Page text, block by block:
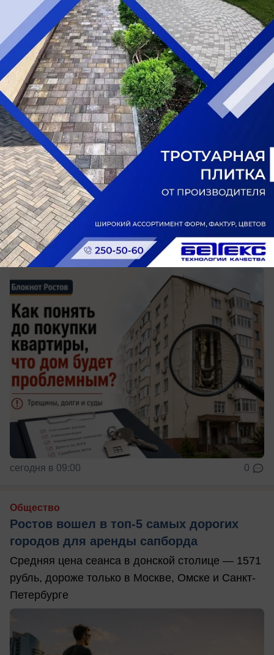
сегодня в 09:20 0
Общество
Трещины, долги и суды: как понять до
покупки квартиры, что дом будет
проблемным
Какие реестры стоит проверить ростовчанам,
почему новый ремонт в подъезде ничего не
гарантирует и когда предстоящий капремонт
может оказаться преимуществом
сегодня в 09:00 0
Общество
Ростов вошел в топ-5 самых дорогих
городов для аренды сапборда
Средняя цена сеанса в донской столице — 1571
рубль, дороже только в Москве, Омске и Санкт-
Петербурге